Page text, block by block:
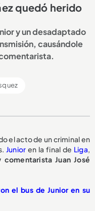
quedó herido
y un desadaptado
causándole
el acto de un criminal en
Junior en la final de Liga,
Juan José
el bus de Junior en su